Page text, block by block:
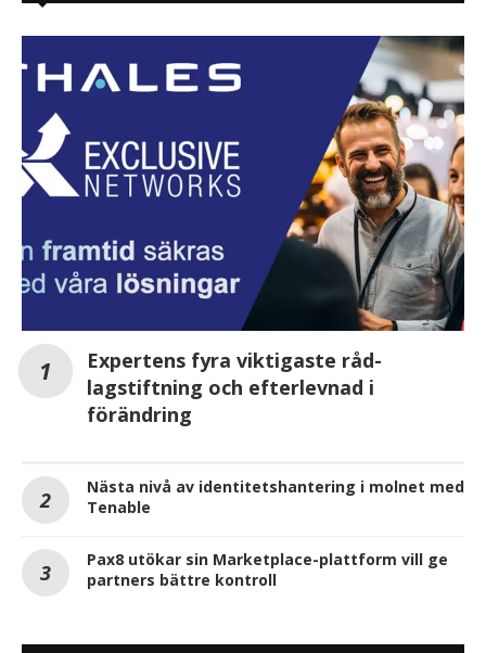
Expertens fyra viktigaste råd-
lagstiftning och efterlevnad i
förändring
Nästa nivå av identitetshantering i molnet med
Tenable
Pax8 utökar sin Marketplace-plattform vill ge
partners bättre kontroll